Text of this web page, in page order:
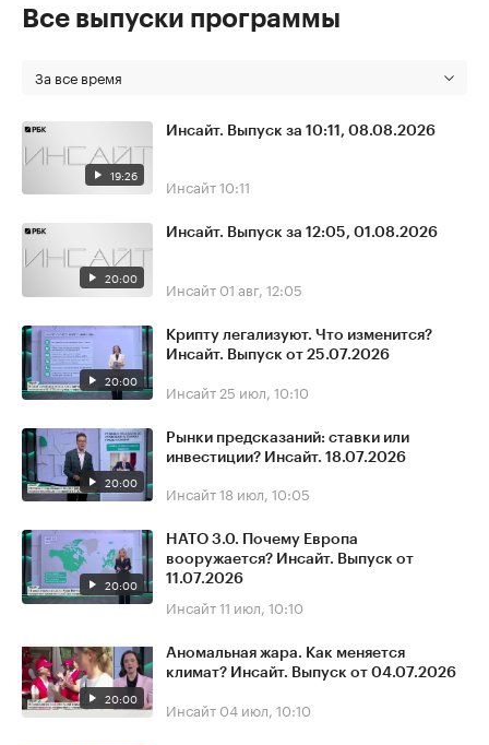
Все выпуски программы
За все время
19:26
Инсайт. Выпуск за 10:11, 08.08.2026
Инсайт10:11
20:00
Инсайт. Выпуск за 12:05, 01.08.2026
Инсайт 01 авг, 12:05
20:00
Крипту легализуют. Что изменится?
Инсайт. Выпуск от 25.07.2026
Инсайт 25 июл, 10:10
20:00
Рынки предсказаний: ставки или
инвестиции? Инсайт. 18.07.2026
Инсайт18 июл, 10:05
20:00
НАТО 3.0. Почему Европа
вооружается? Инсайт. Выпуск от
11.07.2026
Инсайт11 июл, 10:10
20:00
Аномальная жара. Как меняется
климат? Инсайт. Выпуск от 04.07.2026
Инсайт 04 июл, 10:10